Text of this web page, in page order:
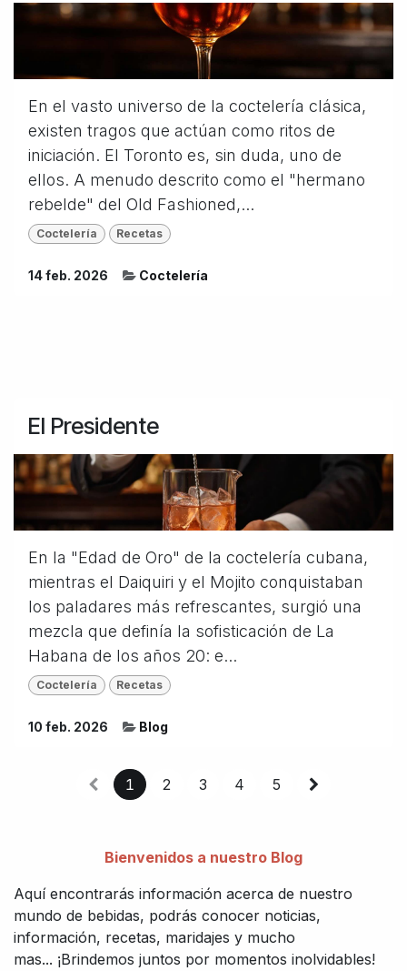
En el vasto universo de la coctelería clásica,
existen tragos que actúan como ritos de
iniciación. El Toronto es, sin duda, uno de
ellos. A menudo descrito como el "hermano
rebelde" del Old Fashioned,...
Coctelería Recetas
14 feb. 2026 Coctelería
El Presidente
En la "Edad de Oro" de la coctelería cubana,
mientras el Daiquiri y el Mojito conquistaban
los paladares más refrescantes, surgió una
mezcla que definía la sofisticación de La
Habana de los años 20: e...
Coctelería Recetas
10 feb. 2026 Blog
1 2 3 4 5
Bienvenidos a nuestro Blog
Aquí encontrarás información acerca de nuestro
mundo de bebidas, podrás conocer noticias,
información, recetas, maridajes y mucho
mas... ¡Brindemos juntos por momentos inolvidables!